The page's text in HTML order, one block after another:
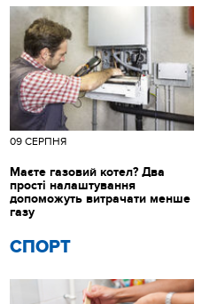
СПОРТ
09 СЕРПНЯ
Маєте газовий котел? Два
прості налаштування
допоможуть витрачати менше
газу